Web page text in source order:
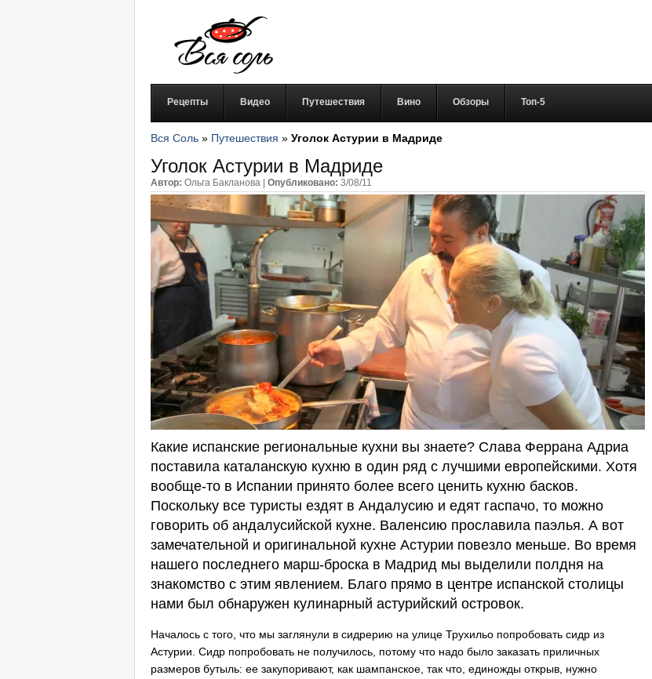
Рецепты Видео Путешествия Вино Обзоры Топ-5
Вся Соль » Путешествия » Уголок Астурии в Мадриде
Уголок Астурии в Мадриде
Автор: Ольга Бакланова | Опубликовано: 3/08/11
Какие испанские региональные кухни вы знаете? Слава Феррана Адриа
поставила каталанскую кухню в один ряд с лучшими европейскими. Хотя
вообще-то в Испании принято более всего ценить кухню басков.
Поскольку все туристы ездят в Андалусию и едят гаспачо, то можно
говорить об андалусийской кухне. Валенсию прославила паэлья. А вот
замечательной и оригинальной кухне Астурии повезло меньше. Во время
нашего последнего марш-броска в Мадрид мы выделили полдня на
знакомство с этим явлением. Благо прямо в центре испанской столицы
нами был обнаружен кулинарный астурийский островок.
Началось с того, что мы заглянули в сидрерию на улице Трухильо попробовать сидр из
Астурии. Сидр попробовать не получилось, потому что надо было заказать приличных
размеров бутыль: ее закупоривают, как шампанское, так что, единожды открыв, нужно